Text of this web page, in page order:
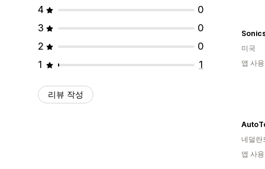
4
0
3
0
2
0
1
1
리뷰 작성
미국
앱 사
네덜란
앱 사